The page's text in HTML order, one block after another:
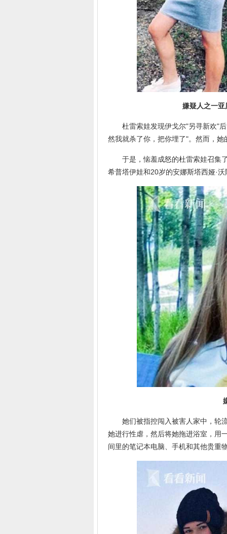
嫌疑人之一亚
杜雷索娃发现伊戈尔"另寻新欢"后
然我就杀了你，把你埋了"。然而，她
于是，恼羞成怒的杜雷索娃召集了
希普塔伊娃和20岁的安娜斯塔西娅·
嫌
她们被指控闯入被害人家中，轮
她进行性虐，然后将她拖进浴室，用
间里的笔记本电脑、手机和其他贵重